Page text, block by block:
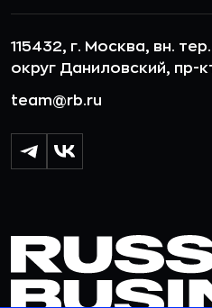
115432, г. Москва, вн.
округ Даниловский, пр-
team@rb.ru